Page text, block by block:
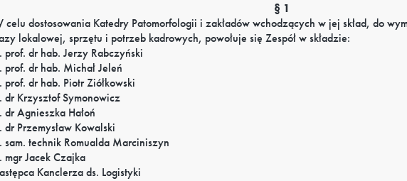
§ 1
celu dostosowania Katedry Patomorfologii i zakładów wchodzących w jej skład, do
lokalowej, sprzętu i potrzeb kadrowych, powołuje się Zespół w składzie:
prof. dr hab. Jerzy Rabczyński
prof. dr hab. Michał Jeleń
prof. dr hab. Piotr Ziółkowski
dr Krzysztof Symonowicz
dr Agnieszka Hałoń
dr Przemysław Kowalski
sam. technik Romualda Marciniszyn
mgr Jacek Czajka
Kanclerza ds. Logistyki